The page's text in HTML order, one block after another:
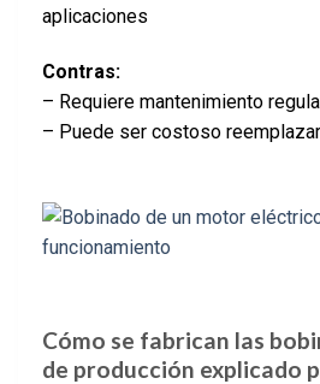
aplicaciones
Contras:
– Requiere mantenimiento
– Puede ser costoso
Cómo se fabrican las
de producción explicado